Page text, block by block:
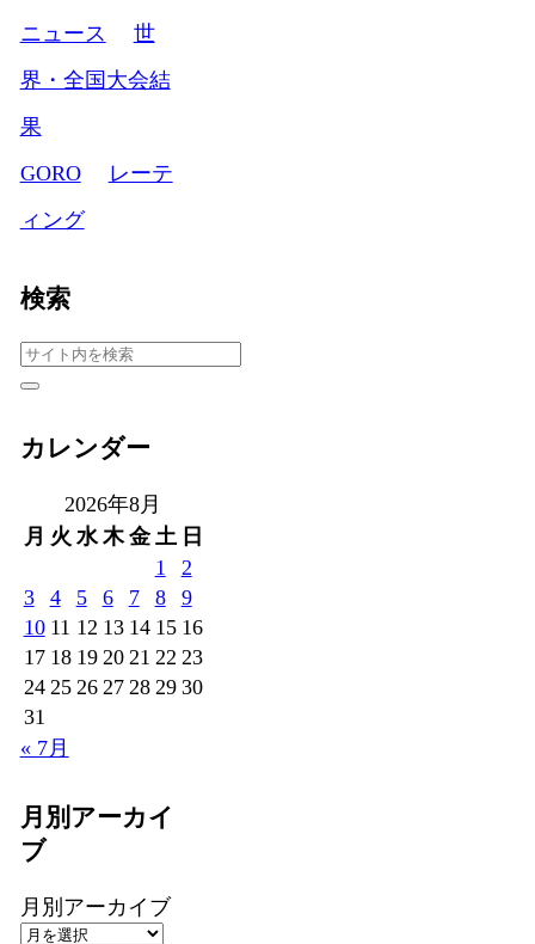
ニュース
世
界・全国大会結
果
GORO
レーテ
ィング
検索
カレンダー
2026年8月
月 火 水 木 金 土 日
1
2
3
4 5 6 7 8
9
10 11 12 13 14 15 16
17 18 19 20 21 22 23
24 25 26 27 28 29 30
31
« 7月
月別アーカイ
ブ
月別アーカイブ